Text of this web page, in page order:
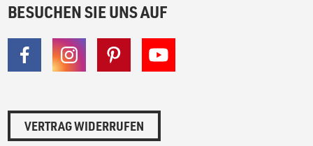
BESUCHEN SIE UNS AUF
VERTRAG WIDERRUFEN